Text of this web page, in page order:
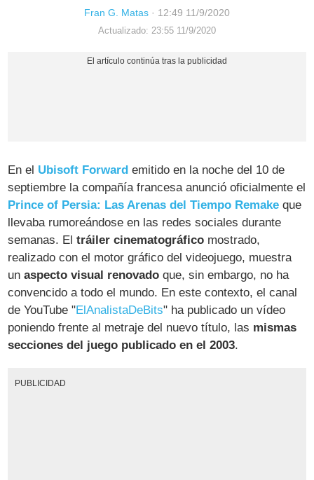
Fran G. Matas · 12:49 11/9/2020
Actualizado: 23:55 11/9/2020
En el Ubisoft Forward emitido en la noche del 10 de
septiembre la compañía francesa anunció oficialmente el
Prince of Persia: Las Arenas del Tiempo Remake que
llevaba rumoreándose en las redes sociales durante
semanas. Eltráiler cinematográfico mostrado,
realizado con el motor gráfico del videojuego, muestra
unaspecto visual renovado que, sin embargo, no ha
convencido a todo el mundo. En este contexto, el canal
de YouTube "ElAnalistaDeBits" ha publicado un vídeo
poniendo frente al metraje del nuevo título, las mismas
secciones del juego publicado en el 2003.
PUBLICIDAD